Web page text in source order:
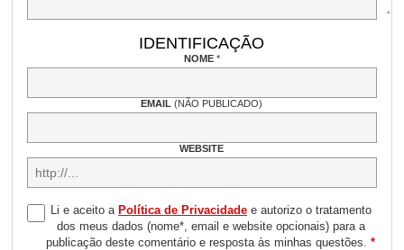
IDENTIFICAÇÃO
NOME *
EMAIL(NÃO PUBLICADO)
WEBSITE
Li e aceito a Política de Privacidadee autorizo o tratamento
dos meus dados (nome*, email e website opcionais) para a
publicação deste comentário e resposta às minhas questões.*